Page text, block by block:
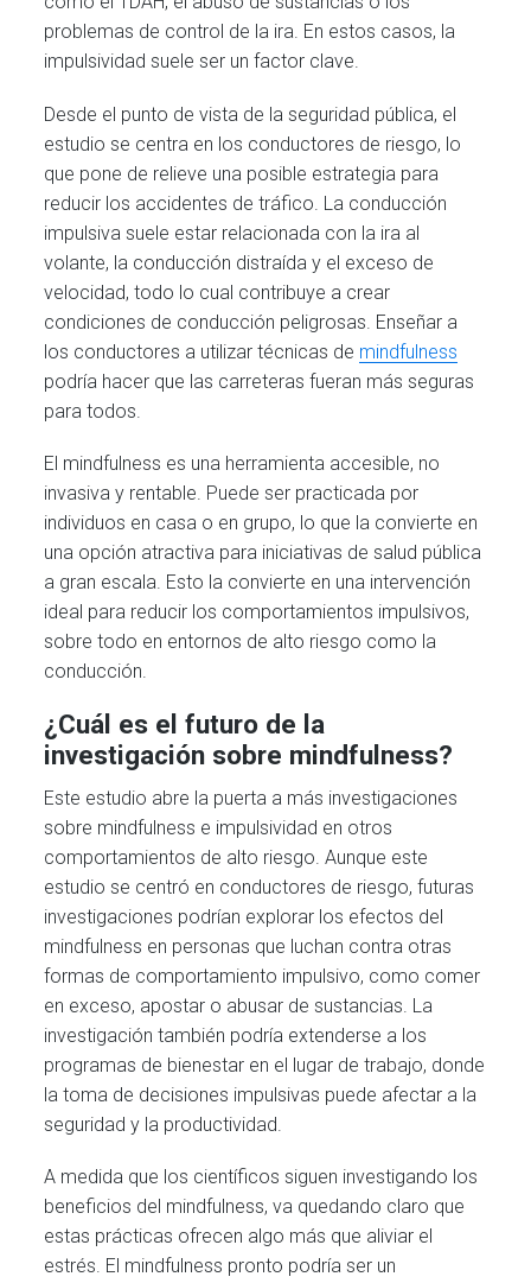
problemas de control de la ira. En estos casos, la
impulsividad suele ser un factor clave.
Desde el punto de vista de la seguridad pública, el
estudio se centra en los conductores de riesgo, lo
que pone de relieve una posible estrategia para
reducir los accidentes de tráfico. La conducción
impulsiva suele estar relacionada con la ira al
volante, la conducción distraída y el exceso de
velocidad, todo lo cual contribuye a crear
condiciones de conducción peligrosas. Enseñar a
los conductores a utilizar técnicas de mindfulness
podría hacer que las carreteras fueran más seguras
para todos.
El mindfulness es una herramienta accesible, no
invasiva y rentable. Puede ser practicada por
individuos en casa o en grupo, lo que la convierte en
una opción atractiva para iniciativas de salud pública
a gran escala. Esto la convierte en una intervención
ideal para reducir los comportamientos impulsivos,
sobre todo en entornos de alto riesgo como la
conducción.
¿Cuál es el futuro de la
investigación sobre mindfulness?
Este estudio abre la puerta a más investigaciones
sobre mindfulness e impulsividad en otros
comportamientos de alto riesgo. Aunque este
estudio se centró en conductores de riesgo, futuras
investigaciones podrían explorar los efectos del
mindfulness en personas que luchan contra otras
formas de comportamiento impulsivo, como comer
en exceso, apostar o abusar de sustancias. La
investigación también podría extenderse a los
programas de bienestar en el lugar de trabajo, donde
la toma de decisiones impulsivas puede afectar a la
seguridad y la productividad.
A medida que los científicos siguen investigando los
beneficios del mindfulness, va quedando claro que
estas prácticas ofrecen algo más que aliviar el
estrés. El mindfulness pronto podría ser un